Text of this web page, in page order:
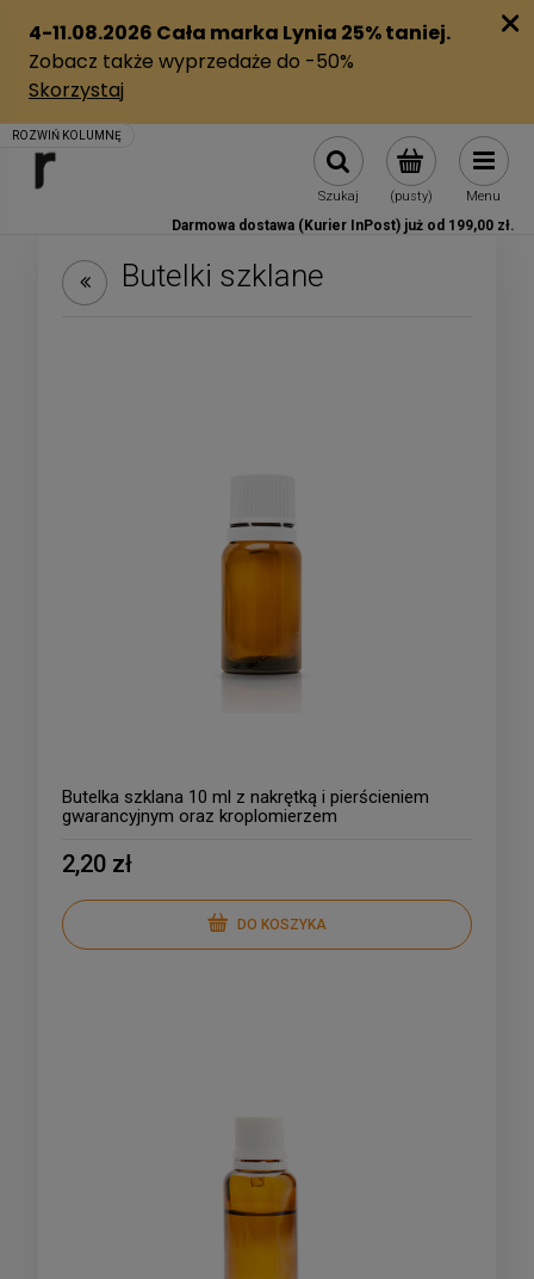
(pusty)
Szukaj Menu
Darmowa dostawa (Kurier InPost) już od 199,00 zł.
Butelki szklane
Butelka szklana 10 ml z nakrętką i pierścieniem
gwarancyjnym oraz kroplomierzem
2,20 zł
DO KOSZYKA